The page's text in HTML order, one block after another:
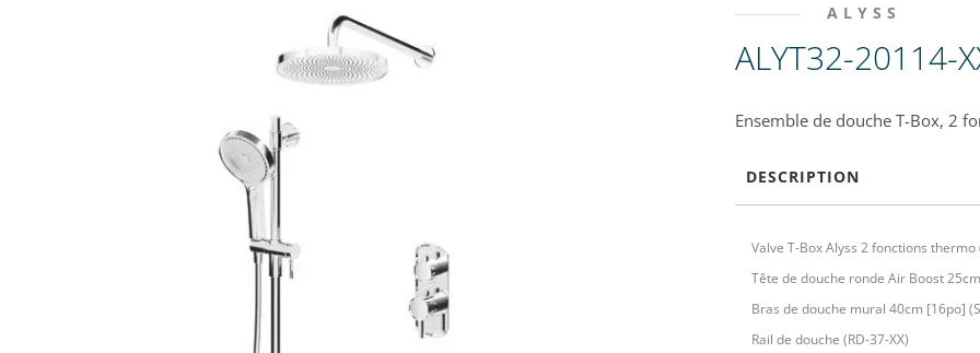
ALYSS
ALYT32-20114-
Ensemble de douche T-Box, 2
DESCRIPTION
Valve T-Box Alyss 2 fonctions thermo
Tête de douche ronde Air Boost
Bras de douche mural 40cm [16po]
Rail de douche (RD-37-XX)